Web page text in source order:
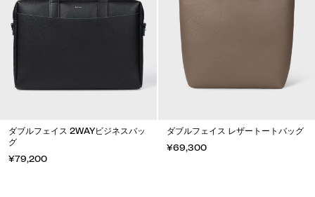
ダブルフェイス 2WAYビジネスバッ
グ
¥79,200
ダブルフェイス レザートートバッグ
¥69,300